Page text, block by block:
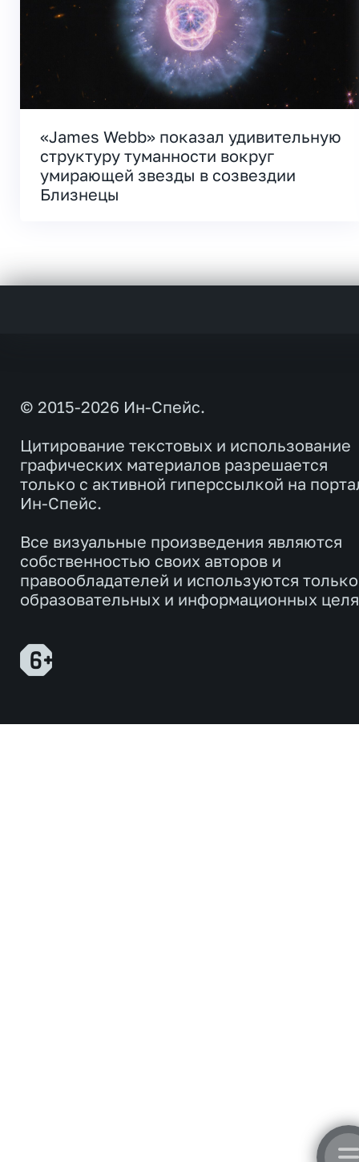
«James Webb» показал удивительную
структуру туманности вокруг
умирающей звезды в созвездии
Близнецы
© 2015-2026 Ин-Спейс.
Цитирование текстовых и использование
графических материалов разрешается
только с активной гиперссылкой на
Ин-Спейс.
Все визуальные произведения являются
собственностью своих авторов и
правообладателей и используются
образовательных и информационных